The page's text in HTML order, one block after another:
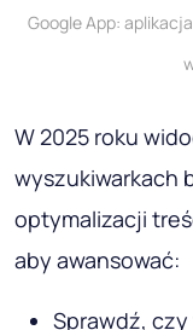
Optymalizacja
Wynika to z
która jest już
usługi
analizują obrazy
obiektu/kształt/
dopasowują do